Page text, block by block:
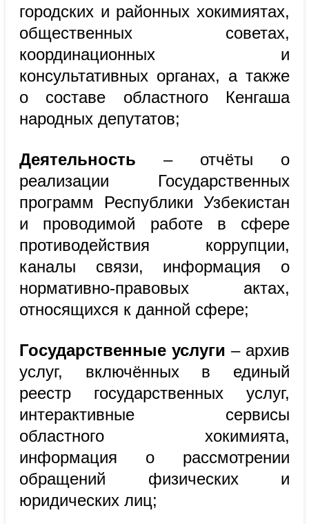
городских и районных хокимиятах,
общественных советах,
координационных и
консультативных органах, а также
о составе областного Кенгаша
народных депутатов;
Деятельность – отчёты о
реализации Государственных
программ Республики Узбекистан
и проводимой работе в сфере
противодействия коррупции,
каналы связи, информация о
нормативно-правовых актах,
относящихся к данной сфере;
Государственные услуги – архив
услуг, включённых в единый
реестр государственных услуг,
интерактивные сервисы
областного хокимията,
информация о рассмотрении
обращений физических и
юридических лиц;